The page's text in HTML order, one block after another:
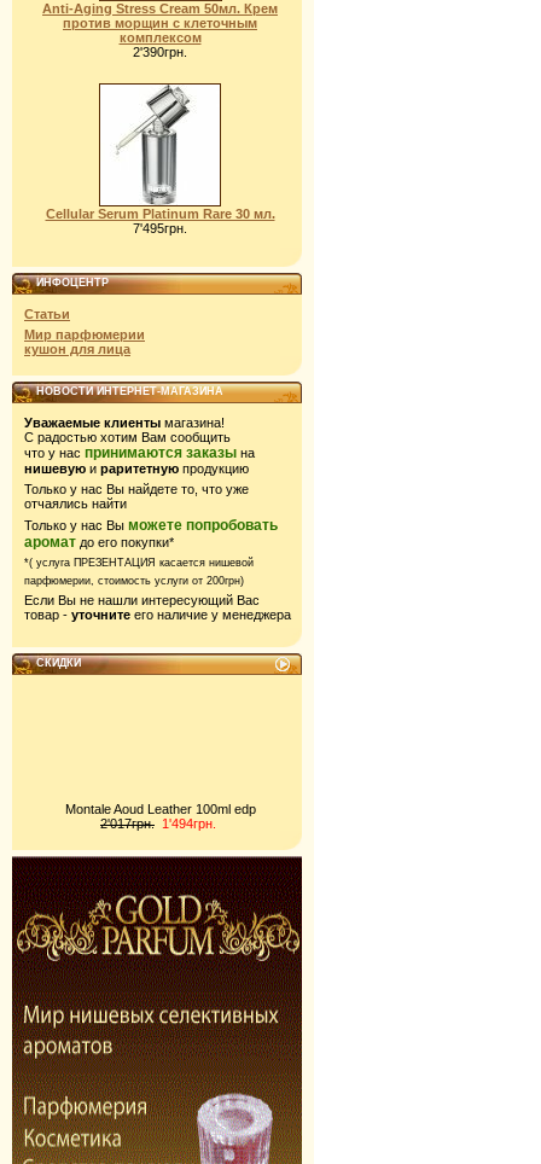
Anti-Aging Stress Cream 50мл. Крем
против морщин с клеточным
комплексом
2'390грн.
Cellular Serum Platinum Rare 30 мл.
7'495грн.
ИНФОЦЕНТР
Статьи
Мир парфюмерии
кушон для лица
НОВОСТИ ИНТЕРНЕТ-МАГАЗИНА
Уважаемые клиенты магазина!
С радостью хотим Вам сообщить
что у нас принимаются заказы на
нишевую и раритетную продукцию
Только у нас Вы найдете то, что уже
отчаялись найти
Только у нас Вы можете попробовать
аромат до его покупки*
*( услуга ПРЕЗЕНТАЦИЯ касается нишевой
парфюмерии, стоимость услуги от 200грн)
Если Вы не нашли интересующий Вас
товар - уточните его наличие у менеджера
СКИДКИ
Montale Aoud Leather 100ml edp
2'017грн. 1'494грн.